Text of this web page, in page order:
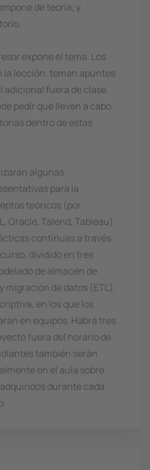
de teoría, y
expone el tema. Los
la lección, toman apuntes
adicional fuera de clase.
pedir que lleven a cabo
dentro de estas
algunas
para la
teóricos (por
Oracle, Talend, Tableau).
continuas a través
dividido en tres
de almacén de
migración de datos (ETL),
en los que los
en equipos. Habrá tres
fuera del horario de
también serán
en el aula sobre
durante cada